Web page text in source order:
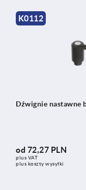
K0112
Dźwignie nastawne
od 72,27 PLN
plus VAT
plus koszty wysyłki